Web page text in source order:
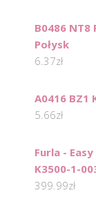
B0486 NT8
Połysk
6.37zł
A0416 BZ1
5.66zł
Furla -
K3500-1-
399.99zł